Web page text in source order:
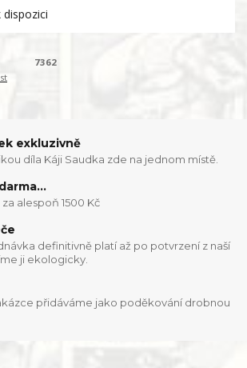
7362
exkluzivně
díla Káji Saudka zde na jednom místě.
za alespoň 1500 Kč
definitivně platí až po potvrzení z naší
ji ekologicky.
přidáváme jako poděkování drobnou